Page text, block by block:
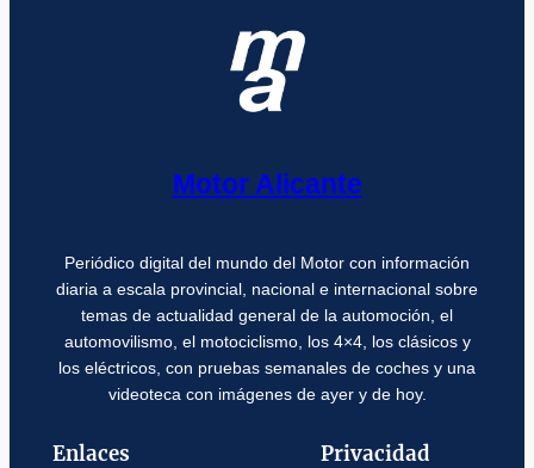
Motor Alicante
Periódico digital del mundo del Motor con información
diaria a escala provincial, nacional e internacional sobre
temas de actualidad general de la automoción, el
automovilismo, el motociclismo, los 4×4, los clásicos y
los eléctricos, con pruebas semanales de coches y una
videoteca con imágenes de ayer y de hoy.
Enlaces Privacidad